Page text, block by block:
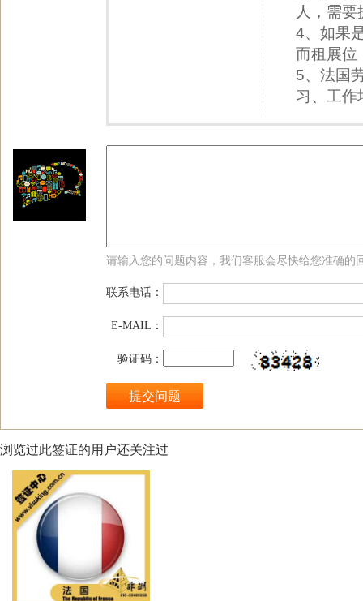
人，需
4、如果
而租展位
5、法国
习、工作
请输入您的问题内容，我们客服会尽快给您准确的
联系电话：
E-MAIL：
验证码：
浏览过此签证的用户还关注过